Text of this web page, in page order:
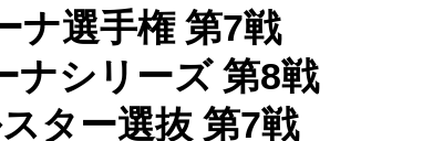
ナ選手権 第7戦
ナシリーズ 第8戦
ター選抜 第7戦